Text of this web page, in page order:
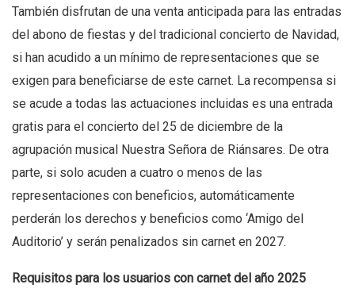
También disfrutan de una venta anticipada para las entradas
del abono de fiestas y del tradicional concierto de Navidad,
si han acudido a un mínimo de representaciones que se
exigen para beneficiarse de este carnet. La recompensa si
se acude a todas las actuaciones incluidas es una entrada
gratis para el concierto del 25 de diciembre de la
agrupación musical Nuestra Señora de Riánsares. De otra
parte, si solo acuden a cuatro o menos de las
representaciones con beneficios, automáticamente
perderán los derechos y beneficios como ‘Amigo del
Auditorio’ y serán penalizados sin carnet en 2027.
Requisitos para los usuarios con carnet del año 2025